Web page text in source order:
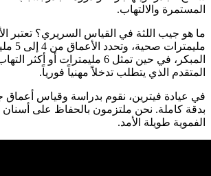
المستمرة والالتهاب.
المبكر، في حين تمثل 6 مليمترات أو
المتقدم الذي يتطلب تدخلاً مهنياً فورياً.
في عيادة فيترين، نقوم بدراسة وقياس أعماق
بدقة كاملة. نحن ملتزمون بالحفاظ على
الفموية طويلة الأمد.